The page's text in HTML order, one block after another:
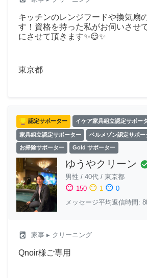
キッチンのレンジフードや換気扇
す！資格を持った私がお伺いさせ
にさせて頂きます✨😌✨
東京都
認定サポーター イケア家具組立認定サポー
家具組立認定サポーター ベルメゾン認定サポー
お掃除サポーター Gold サポーター
ゆうやクリーン
男性 / 40代 / 東京都
sentiment_satisfied 150 sentiment_neutral 1 sentiment_dissatisfied 0
メッセージ平均返信時間:
local_laundry_service 家事 ▸ クリーニング
Qnoir様ご専用